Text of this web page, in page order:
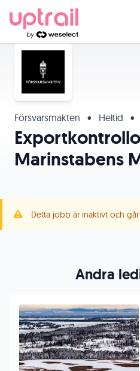
Försvarsmakten • Heltid •
Marinstabens
Detta jobb är inaktivt och
Andra